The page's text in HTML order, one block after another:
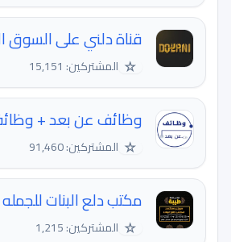
قناة دلني على السوق
☆ المشتركين: 15,151
وظائف عن بعد +
☆ المشتركين: 91,460
مكتب دلع البنات
☆ المشتركين: 1,215